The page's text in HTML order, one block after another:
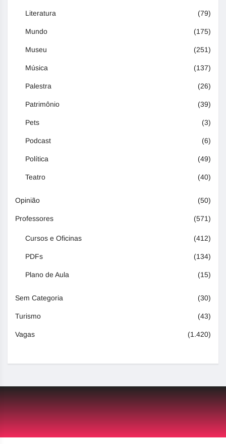
Literatura (79)
Mundo (175)
Museu (251)
Música (137)
Palestra (26)
Patrimônio (39)
Pets (3)
Podcast (6)
Política (49)
Teatro (40)
Opinião (50)
Professores (571)
Cursos e Oficinas (412)
PDFs (134)
Plano de Aula (15)
Sem Categoria (30)
Turismo (43)
Vagas (1.420)